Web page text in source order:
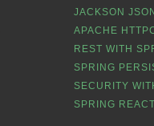
JACKSON
APACHE
REST WITH
SPRING
SECURITY
SPRING